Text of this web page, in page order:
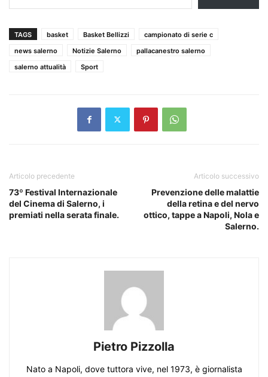
TAGS basket Basket Bellizzi
campionato di serie c
news salerno
Notizie Salerno
pallacanestro salerno
salerno attualità
Sport
Articolo precedente
73º Festival Internazionale
del Cinema di Salerno, i
premiati nella serata finale.
Articolo successivo
Prevenzione delle malattie
della retina e del nervo
ottico, tappe a Napoli, Nola e
Salerno.
Pietro Pizzolla
Nato a Napoli, dove tuttora vive, nel 1973, è giornalista